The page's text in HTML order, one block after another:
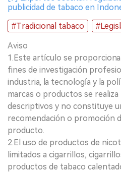
publicidad de tabaco en
#Tradicional tabaco
Aviso
1.Este artículo se
fines de investigación
industria, la tecnología y la
marcas o productos se
descriptivos y no constituye
recomendación o promoción
producto.
2.El uso de productos de
limitados a cigarrillos,
productos de tabaco